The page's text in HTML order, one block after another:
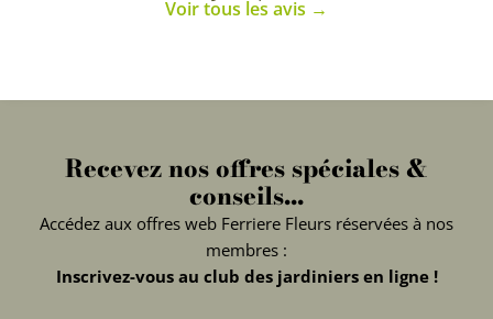
Voir tous les avis →
Recevez nos offres spéciales &
conseils...
Accédez aux offres web Ferriere Fleurs réservées à nos
membres :
Inscrivez-vous au club des jardiniers en ligne !